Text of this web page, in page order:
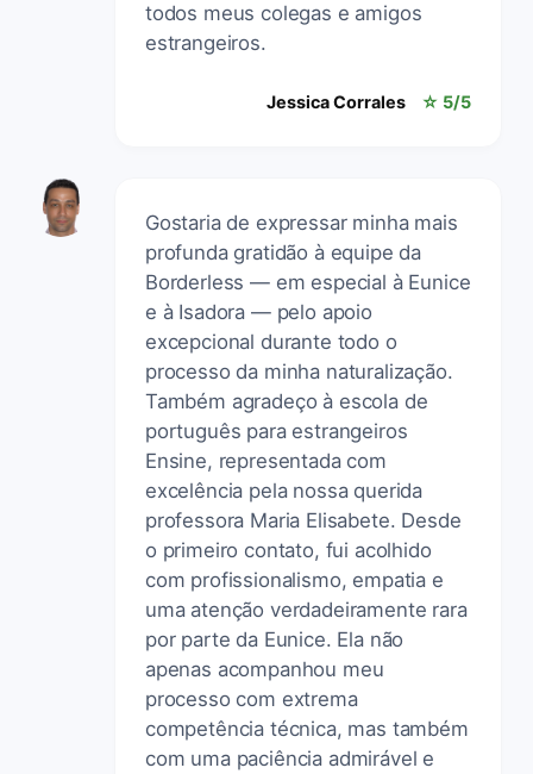
todos meus colegas e amigos
estrangeiros.
Jessica Corrales ☆ 5/5
Gostaria de expressar minha mais
profunda gratidão à equipe da
Borderless — em especial à Eunice
e à Isadora — pelo apoio
excepcional durante todo o
processo da minha naturalização.
Também agradeço à escola de
português para estrangeiros
Ensine, representada com
excelência pela nossa querida
professora Maria Elisabete. Desde
o primeiro contato, fui acolhido
com profissionalismo, empatia e
uma atenção verdadeiramente rara
por parte da Eunice. Ela não
apenas acompanhou meu
processo com extrema
competência técnica, mas também
com uma paciência admirável e